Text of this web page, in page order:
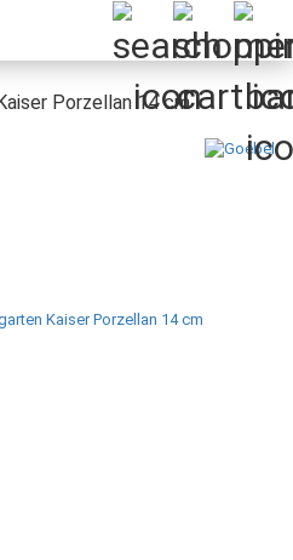
Porzellan 14 cm